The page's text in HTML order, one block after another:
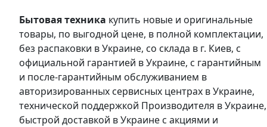
Бытовая техника купить новые и оригинальные
товары, по выгодной цене, в полной комплектации,
без распаковки в Украине, со склада в г. Киев, с
официальной гарантией в Украине, с гарантийным
и после-гарантийным обслуживанием в
авторизированных сервисных центрах в Украине,
технической поддержкой Производителя в Украине,
быстрой доставкой в Украине с акциями и